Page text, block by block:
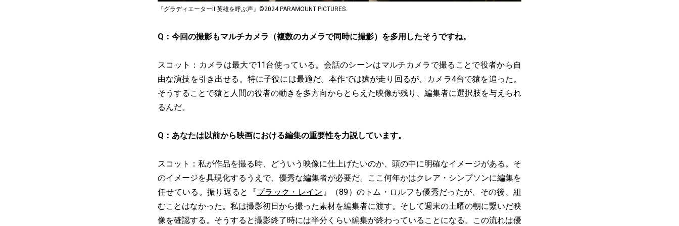
『グラディエーターII 英雄を呼ぶ声』©2024 PARAMOUNT PICTURES.
Q：今回の撮影もマルチカメラ（複数のカメラで同時に撮影）を多用したそうですね。
スコット：カメラは最大で11台使っている。会話のシーンはマルチカメラで撮ることで役者から自
由な演技を引き出せる。特に子役には最適だ。本作では猿が走り回るが、カメラ4台で猿を追った。
そうすることで猿と人間の役者の動きを多方向からとらえた映像が残り、編集者に選択肢を与えられ
るんだ。
Q：あなたは以前から映画における編集の重要性を力説しています。
スコット：私が作品を撮る時、どういう映像に仕上げたいのか、頭の中に明確なイメージがある。そ
のイメージを具現化するうえで、優秀な編集者が必要だ。ここ何年かはクレア・シンプソンに編集を
任せている。振り返ると『ブラック・レイン 』（89）のトム・ロルフも優秀だったが、その後、組
むことはなかった。私は撮影初日から撮った素材を編集者に渡す。そして週末の土曜の朝に繋いだ映
像を確認する。そうすると撮影終了時には半分くらい編集が終わっていることになる。この流れは優